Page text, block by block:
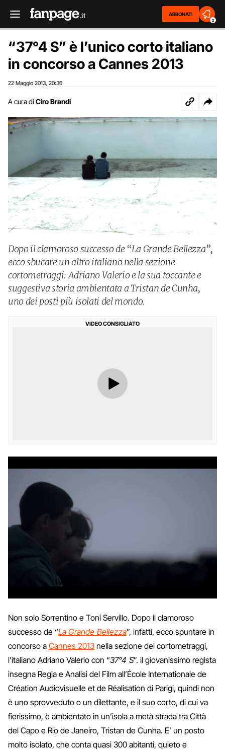
ABBONATI
2
“37°4 S” è l’unico corto italiano
in concorso a Cannes 2013
22 Maggio 2013 20:36
A cura di Ciro Brandi
Dopo il clamoroso successo de “La Grande Bellezza”,
ecco sbucare un altro italiano nella sezione
cortometraggi: Adriano Valerio e la sua toccante e
suggestiva storia ambientata a Tristan de Cunha,
uno dei posti più isolati del mondo.
VIDEO CONSIGLIATO
Non solo Sorrentino e Toni Servillo. Dopo il clamoroso
successo de “La Grande Bellezza”, infatti, ecco spuntare in
concorso a Cannes 2013 nella sezione dei cortometraggi,
l’italiano Adriano Valerio con “37°4 S”. il giovanissimo regista
insegna Regia e Analisi del Film all’École Internationale de
Création Audiovisuelle et de Réalisation di Parigi, quindi non
è uno sprovveduto o un dilettante, e il suo corto, di cui va
fierissimo, è ambientato in un’isola a metà strada tra Città
del Capo e Rio de Janeiro, Tristan de Cunha. E’ un posto
molto isolato, che conta quasi 300 abitanti, quieto e